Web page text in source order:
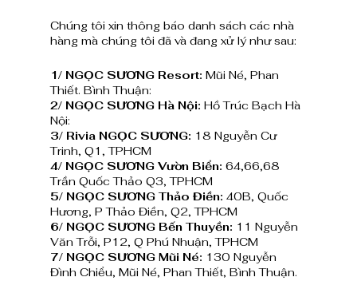
Chúng tôi xin thông báo danh sách các nhà
hàng mà chúng tôi đã và đang xử lý như sau:
1/ NGỌC SƯƠNG Resort: Mũi Né, Phan
Thiết. Bình Thuận:
2/ NGỌC SƯƠNG Hà Nội: Hồ Trúc Bạch Hà
Nội:
3/ Rivia NGỌC SƯƠNG: 18 Nguyễn Cư
Trinh, Q1, TPHCM
4/ NGỌC SƯƠNG Vườn Biển: 64,66,68
Trần Quốc Thảo Q3, TPHCM
5/ NGỌC SƯƠNG Thảo Điền: 40B, Quốc
Hương, P Thảo Điền, Q2, TPHCM
6/ NGỌC SƯƠNG Bến Thuyền: 11 Nguyễn
Văn Trỗi, P12, Q Phú Nhuận, TPHCM
7/ NGỌC SƯƠNG Mũi Né: 130 Nguyễn
Đình Chiểu, Mũi Né, Phan Thiết, Bình Thuận.